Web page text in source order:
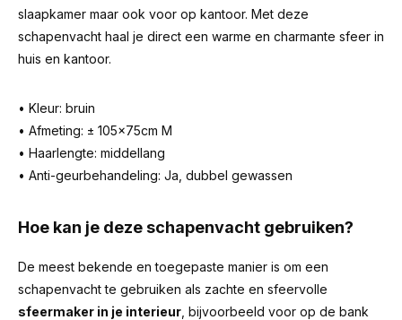
slaapkamer maar ook voor op kantoor. Met deze
schapenvacht haal je direct een warme en charmante sfeer in
huis en kantoor.
• Kleur: bruin
• Afmeting: ± 105x75cm M
• Haarlengte: middellang
• Anti-geurbehandeling: Ja, dubbel gewassen
Hoe kan je deze schapenvacht gebruiken?
De meest bekende en toegepaste manier is om een
schapenvacht te gebruiken als zachte en sfeervolle
sfeermaker in je interieur , bijvoorbeeld voor op de bank